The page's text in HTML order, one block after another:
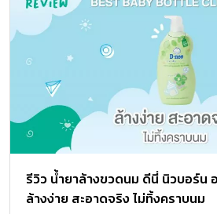
รีวิว น้ำยาล้างขวดนม ดีนี่ นิวบอร์น
ล้างง่าย สะอาดจริง ไม่ทิ้งคราบนม